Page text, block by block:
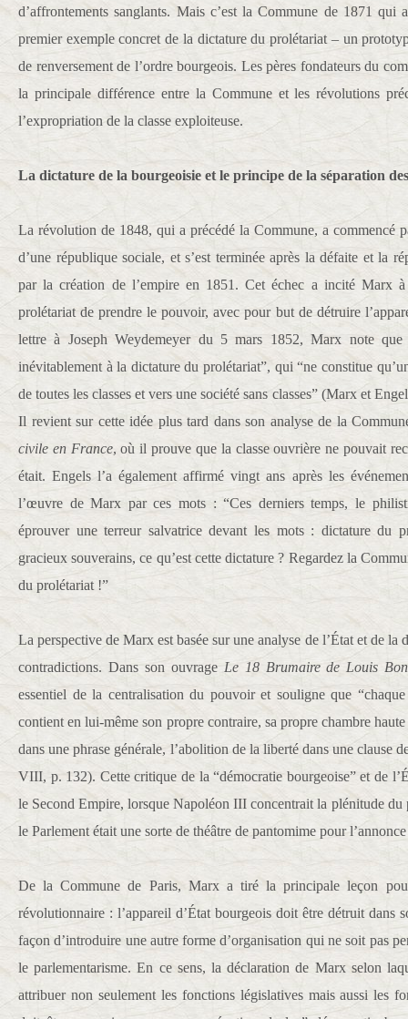
d’affrontements sanglants. Mais c’est la Commune de 1871
premier exemple concret de la dictature du prolétariat – un
de renversement de l’ordre bourgeois. Les pères fondateurs du
la principale différence entre la Commune et les révolutions
l’expropriation de la classe exploiteuse.
La dictature de la bourgeoisie et le principe de la séparation
La révolution de 1848, qui a précédé la Commune, a commencé
d’une république sociale, et s’est terminée après la défaite et la
par la création de l’empire en 1851. Cet échec a incité Marx
prolétariat de prendre le pouvoir, avec pour but de détruire
lettre à Joseph Weydemeyer du 5 mars 1852, Marx note que
inévitablement à la dictature du prolétariat”, qui “ne constitue
de toutes les classes et vers une société sans classes” (Marx et
Il revient sur cette idée plus tard dans son analyse de la
civile en France, où il prouve que la classe ouvrière ne pouvait
était. Engels l’a également affirmé vingt ans après les
l’œuvre de Marx par ces mots : “Ces derniers temps, le
éprouver une terreur salvatrice devant les mots : dictature du
gracieux souverains, ce qu’est cette dictature ? Regardez la
du prolétariat !”
La perspective de Marx est basée sur une analyse de l’État et de la
contradictions. Dans son ouvrage Le 18 Brumaire de Louis
essentiel de la centralisation du pouvoir et souligne que
contient en lui-même son propre contraire, sa propre chambre
dans une phrase générale, l’abolition de la liberté dans une clause
VIII, p. 132). Cette critique de la “démocratie bourgeoise” et de
le Second Empire, lorsque Napoléon III concentrait la plénitude du
le Parlement était une sorte de théâtre de pantomime pour
De la Commune de Paris, Marx a tiré la principale leçon
révolutionnaire : l’appareil d’État bourgeois doit être détruit dans
façon d’introduire une autre forme d’organisation qui ne soit pas
le parlementarisme. En ce sens, la déclaration de Marx selon
attribuer non seulement les fonctions législatives mais aussi les